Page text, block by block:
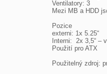
Ventilatory: 3
Mezi MB a HDD
Pozice
externi: 1x 5.25“
Interni:  2x 3,5“ –
Použití pro ATX
Použitelný zdroj: